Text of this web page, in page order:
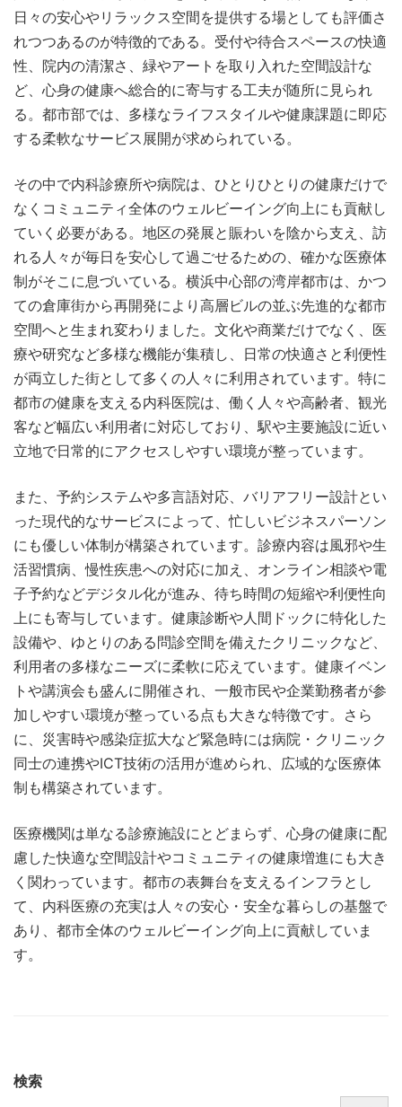
日々の安心やリラックス空間を提供する場としても評価さ
れつつあるのが特徴的である。受付や待合スペースの快適
性、院内の清潔さ、緑やアートを取り入れた空間設計な
ど、心身の健康へ総合的に寄与する工夫が随所に見られ
る。都市部では、多様なライフスタイルや健康課題に即応
する柔軟なサービス展開が求められている。
その中で内科診療所や病院は、ひとりひとりの健康だけで
なくコミュニティ全体のウェルビーイング向上にも貢献し
ていく必要がある。地区の発展と賑わいを陰から支え、訪
れる人々が毎日を安心して過ごせるための、確かな医療体
制がそこに息づいている。横浜中心部の湾岸都市は、かつ
ての倉庫街から再開発により高層ビルの並ぶ先進的な都市
空間へと生まれ変わりました。文化や商業だけでなく、医
療や研究など多様な機能が集積し、日常の快適さと利便性
が両立した街として多くの人々に利用されています。特に
都市の健康を支える内科医院は、働く人々や高齢者、観光
客など幅広い利用者に対応しており、駅や主要施設に近い
立地で日常的にアクセスしやすい環境が整っています。
また、予約システムや多言語対応、バリアフリー設計とい
った現代的なサービスによって、忙しいビジネスパーソン
にも優しい体制が構築されています。診療内容は風邪や生
活習慣病、慢性疾患への対応に加え、オンライン相談や電
子予約などデジタル化が進み、待ち時間の短縮や利便性向
上にも寄与しています。健康診断や人間ドックに特化した
設備や、ゆとりのある問診空間を備えたクリニックなど、
利用者の多様なニーズに柔軟に応えています。健康イベン
トや講演会も盛んに開催され、一般市民や企業勤務者が参
加しやすい環境が整っている点も大きな特徴です。さら
に、災害時や感染症拡大など緊急時には病院・クリニック
同士の連携やICT技術の活用が進められ、広域的な医療体
制も構築されています。
医療機関は単なる診療施設にとどまらず、心身の健康に配
慮した快適な空間設計やコミュニティの健康増進にも大き
く関わっています。都市の表舞台を支えるインフラとし
て、内科医療の充実は人々の安心・安全な暮らしの基盤で
あり、都市全体のウェルビーイング向上に貢献していま
す。
検索